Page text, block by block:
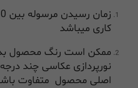
کاری میباشد
ممکن است رنگ محصول
نورپردازی عکاسی چند
اصلی محصول متفاوت